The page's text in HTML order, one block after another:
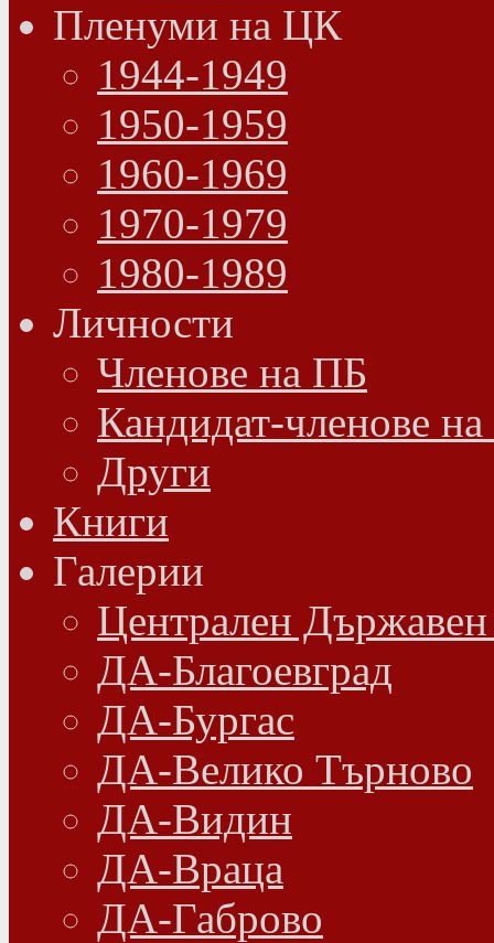
Пленуми на ЦК
1944-1949
1950-1959
1960-1969
1970-1979
1980-1989
Личности
Членове на ПБ
Кандидат-членове
Други
Книги
Галерии
Централен
ДА-Благоевград
ДА-Бургас
ДА-Велико Търново
ДА-Видин
ДА-Враца
ДА-Габрово